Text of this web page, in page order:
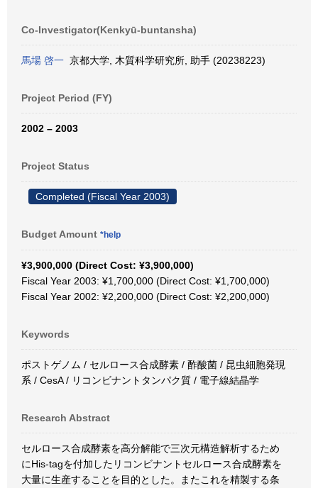
Co-Investigator(Kenkyū-buntansha)
馬場 啓一 京都大学, 木質科学研究所, 助手 (20238223)
Project Period (FY)
2002 – 2003
Project Status
Completed (Fiscal Year 2003)
Budget Amount *help
¥3,900,000 (Direct Cost: ¥3,900,000)
Fiscal Year 2003: ¥1,700,000 (Direct Cost: ¥1,700,000)
Fiscal Year 2002: ¥2,200,000 (Direct Cost: ¥2,200,000)
Keywords
ポストゲノム / セルロース合成酵素 / 酢酸菌 / 昆虫細胞発現
系 / CesA / リコンビナントタンパク質 / 電子線結晶学
Research Abstract
セルロース合成酵素を高分解能で三次元構造解析するため
にHis-tagを付加したリコンビナントセルロース合成酵素を
大量に生産することを目的とした。またこれを精製する条